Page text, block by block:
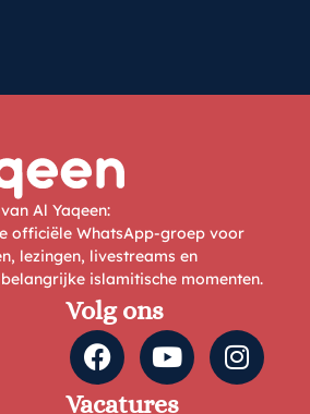
Al Yaqeen:
officiële WhatsApp-groep voor
lezingen, livestreams en
islamitische momenten.
Volg ons
Vacatures